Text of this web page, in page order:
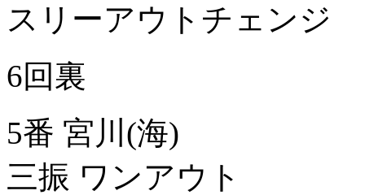
スリーアウトチェンジ
6回裏
5番 宮川(海)
三振 ワンアウト